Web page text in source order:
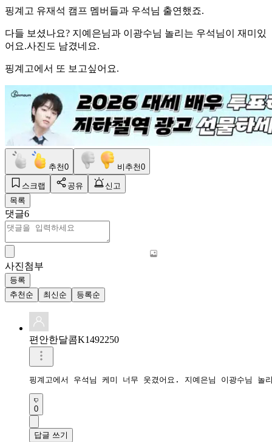
핑계고 유재석 캠프 멤버들과 우석님 출연했죠.
다들 보셨나요? 지예은님과 이광수님 놀리는 우석님이 재미있
어요.사진도 남겼네요.
핑계고에서 또 보고싶어요.
추천0 비추천0
스크랩 공유
신고
목록
댓글6
사진첨부
등록
추천순
최신순 등록순
편안한달콤K1492250
핑계고에서 우석님 케미 너무 웃겼어요. 지예은님 이광수님 놀
0
답글 쓰기